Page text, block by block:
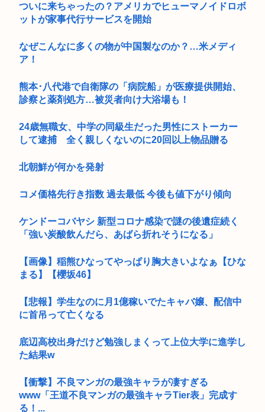
ついに来ちゃったの？アメリカでヒューマノイドロボ
ットが家事代行サービスを開始
なぜこんなに多くの物が中国製なのか？…米メディ
ア！
熊本･八代港で自衛隊の「病院船」が医療提供開始、
診察と薬剤処方…被災者向け大浴場も！
24歳無職女、中学の同級生だった男性にストーカー
して逮捕 全く親しくないのに20回以上物品贈る
北朝鮮が何かを発射
コメ価格先行き指数 過去最低 今後も値下がり傾向
ケンドーコバヤシ 新型コロナ感染で謎の後遺症続く
「強い炭酸飲んだら、あばら折れそうになる」
【画像】稲熊ひなってやっぱり胸大きいよなぁ【ひな
まる】【櫻坂46】
【悲報】学生なのに月1億稼いでたキャバ嬢、配信中
に首吊って亡くなる
底辺高校出身だけど勉強しまくって上位大学に進学し
た結果w
【衝撃】不良マンガの最強キャラが凄すぎる
www「王道不良マンガの最強キャラTier表」完成す
る！...